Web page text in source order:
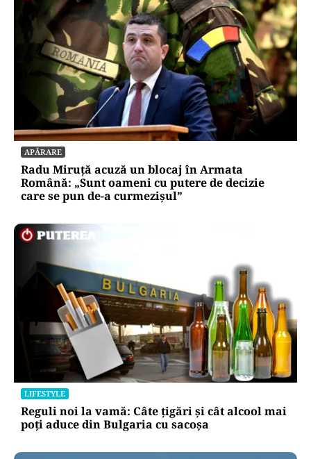
SOCIAL
Ambulanța cu escală la aprozar. Dacă vrea
Dumnezeu, pacientul ajunge; dacă nu, măcar
luăm niște roșii
APĂRARE
Radu Miruță acuză un blocaj în Armata
Română: „Sunt oameni cu putere de decizie
care se pun de-a curmezișul”